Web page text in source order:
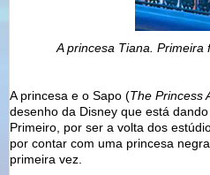
A princesa Tiana.
A princesa e o Sapo (The Princess
desenho da Disney que está
Primeiro, por ser a volta dos
por contar com uma princesa
primeira vez.